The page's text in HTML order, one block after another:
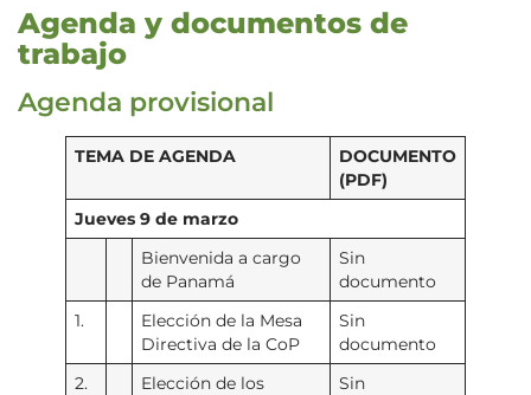
Agenda y documentos de
trabajo
Agenda provisional
TEMA DE AGENDA
DOCUMENTO
(PDF)
Jueves 9 de marzo
Bienvenida a cargo
de Panamá
Sin
documento
1.
Elección de la Mesa
Directiva de la CoP
Sin
documento
2.
Elección de los
Sin